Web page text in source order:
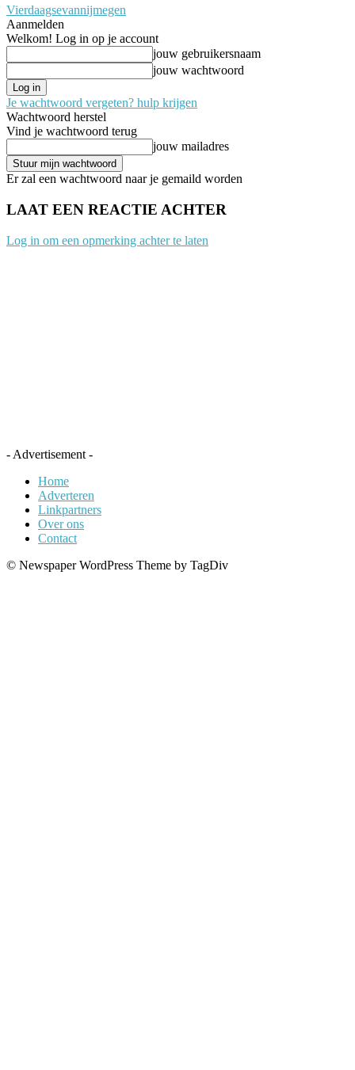
Vierdaagsevannijmegen
Aanmelden
Welkom! Log in op je account
jouw gebruikersnaam
jouw wachtwoord
Je wachtwoord vergeten? hulp krijgen
Wachtwoord herstel
Vind je wachtwoord terug
jouw mailadres
Er zal een wachtwoord naar je gemaild worden
LAAT EEN REACTIE ACHTER
Log in om een opmerking achter te laten
- Advertisement -
Home
Adverteren
Linkpartners
Over ons
Contact
© Newspaper WordPress Theme by TagDiv